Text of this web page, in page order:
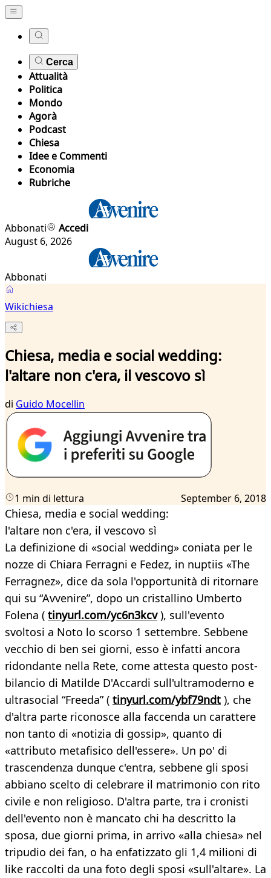
Cerca
Attualità
Politica
Mondo
Agorà
Podcast
Chiesa
Idee e Commenti
Economia
Rubriche
Abbonati
Accedi
August 6, 2026
Abbonati
Wikichiesa
Chiesa, media e social wedding:
l'altare non c'era, il vescovo sì
di Guido Mocellin
1 min di lettura September 6, 2018
Chiesa, media e social wedding:
l'altare non c'era, il vescovo sì
La definizione di «social wedding» coniata per le
nozze di Chiara Ferragni e Fedez, in nuptiis «The
Ferragnez», dice da sola l'opportunità di ritornare
qui su “Avvenire”, dopo un cristallino Umberto
Folena ( tinyurl.com/yc6n3kcv), sull'evento
svoltosi a Noto lo scorso 1 settembre. Sebbene
vecchio di ben sei giorni, esso è infatti ancora
ridondante nella Rete, come attesta questo post-
bilancio di Matilde D'Accardi sull'ultramoderno e
ultrasocial “Freeda” ( tinyurl.com/ybf79ndt ), che
d'altra parte riconosce alla faccenda un carattere
non tanto di «notizia di gossip», quanto di
«attributo metafisico dell'essere». Un po' di
trascendenza dunque c'entra, sebbene gli sposi
abbiano scelto di celebrare il matrimonio con rito
civile e non religioso. D'altra parte, tra i cronisti
dell'evento non è mancato chi ha descritto la
sposa, due giorni prima, in arrivo «alla chiesa» nel
tripudio dei fan, o ha enfatizzato gli 1,4 milioni di
like raccolti da una foto degli sposi «sull'altare». La